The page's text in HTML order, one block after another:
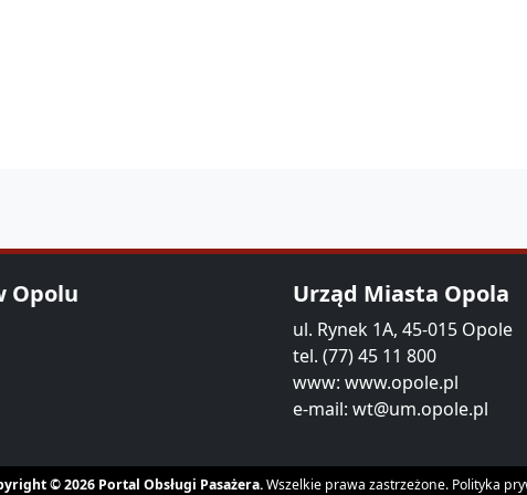
Opolu Urząd Miasta Opola
ul. Rynek 1A, 45-015 Opole
tel. (77) 45 11 800
www: www.opole.pl
e-mail: wt@um.opole.pl
© 2026 Portal Obsługi Pasażera.Wszelkie prawa zastrzeżone. Polityka